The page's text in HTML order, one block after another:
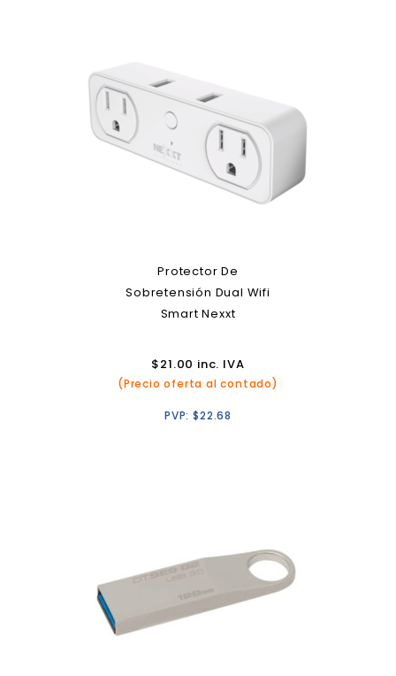
Protector De
Sobretensión Dual Wifi
Smart Nexxt
$21.00 inc. IVA
(Precio oferta al contado)
PVP:$22.68